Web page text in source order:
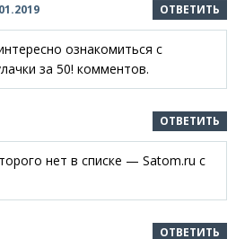
ОТВЕТИТЬ
ознакомиться с
за 50! комментов.
ОТВЕТИТЬ
нет в списке — Satom.ru с
ОТВЕТИТЬ